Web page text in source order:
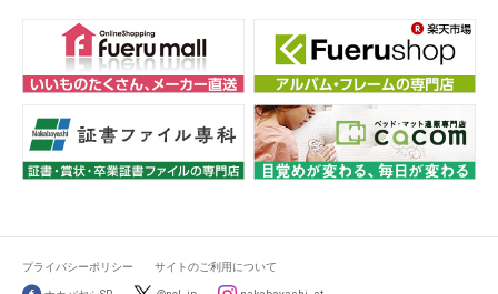
プライバシーポリシー サイトのご利用について